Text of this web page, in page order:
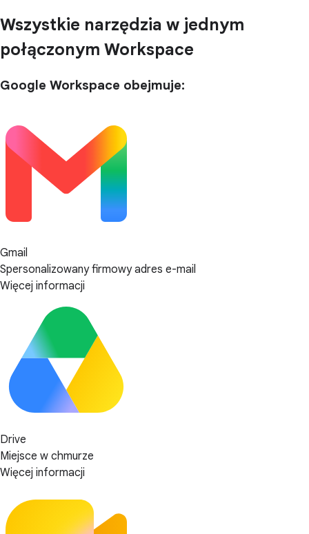
Wszystkie narzędzia w jednym
połączonym Workspace
Google Workspace obejmuje:
Gmail
Spersonalizowany firmowy adres e-mail
Więcej informacji
Drive
Miejsce w chmurze
Więcej informacji